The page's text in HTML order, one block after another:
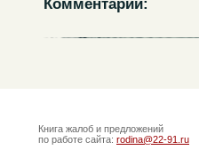
Комментарии:
Книга жалоб и предложений
по работе сайта: rodina@22-91.ru